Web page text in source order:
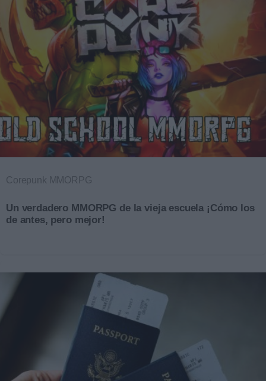
Corepunk MMORPG
Un verdadero MMORPG de la vieja escuela ¡Cómo los
de antes, pero mejor!